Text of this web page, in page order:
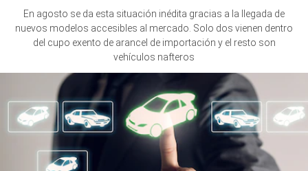
En agosto se da esta situación inédita gracias a la llegada de
nuevos modelos accesibles al mercado. Solo dos vienen dentro
del cupo exento de arancel de importación y el resto son
vehículos nafteros